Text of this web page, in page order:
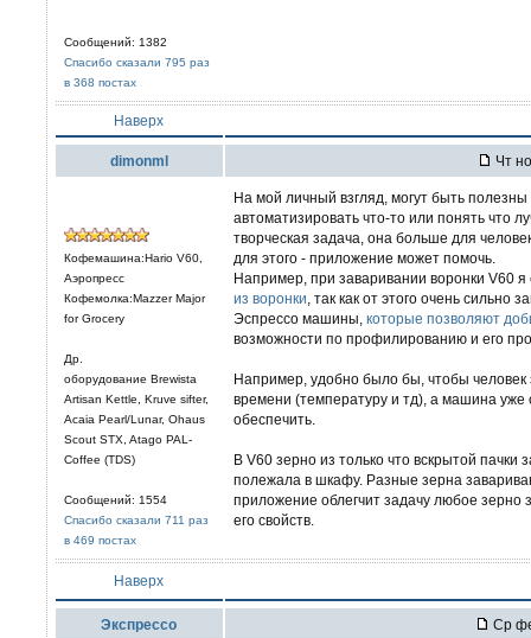
Сообщений: 1382
Спасибо сказали 795 раз
в 368 постах
Наверх
dimonml Чт
Кофемашина:Hario V60,
Аэропресс
Кофемолка:Mazzer Major
for Grocery
Др.
оборудование Brewista
Artisan Kettle, Kruve sifter,
Acaia Pearl/Lunar, Ohaus
Scout STX, Atago PAL-
Coffee (TDS)
Сообщений: 1554
Спасибо сказали 711 раз
в 469 постах
На мой личный взгляд, могут быть
автоматизировать что-то или понять что
творческая задача, она больше для
для этого - приложение может помочь.
Например, при заваривании воронки V60
из воронки , так как от этого очень сильно
Эспрессо машины, которые позволяют
возможности по профилированию и его
Например, удобно было бы, чтобы
времени (температуру и тд), а машина
обеспечить.
В V60 зерно из только что вскрытой пачки
полежала в шкафу. Разные зерна
приложение облегчит задачу любое зерно
его свойств.
Наверх
Экспрессо Ср